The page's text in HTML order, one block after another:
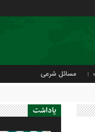
مسائل شرعی
یاداشت